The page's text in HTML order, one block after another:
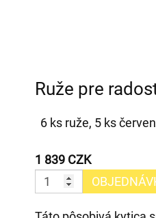
Ruže pre
6 ks ruže, 5 ks
1 839 CZK